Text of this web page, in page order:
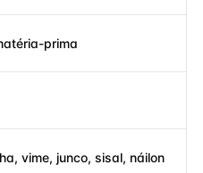
prima
vime, junco, sisal, náilon